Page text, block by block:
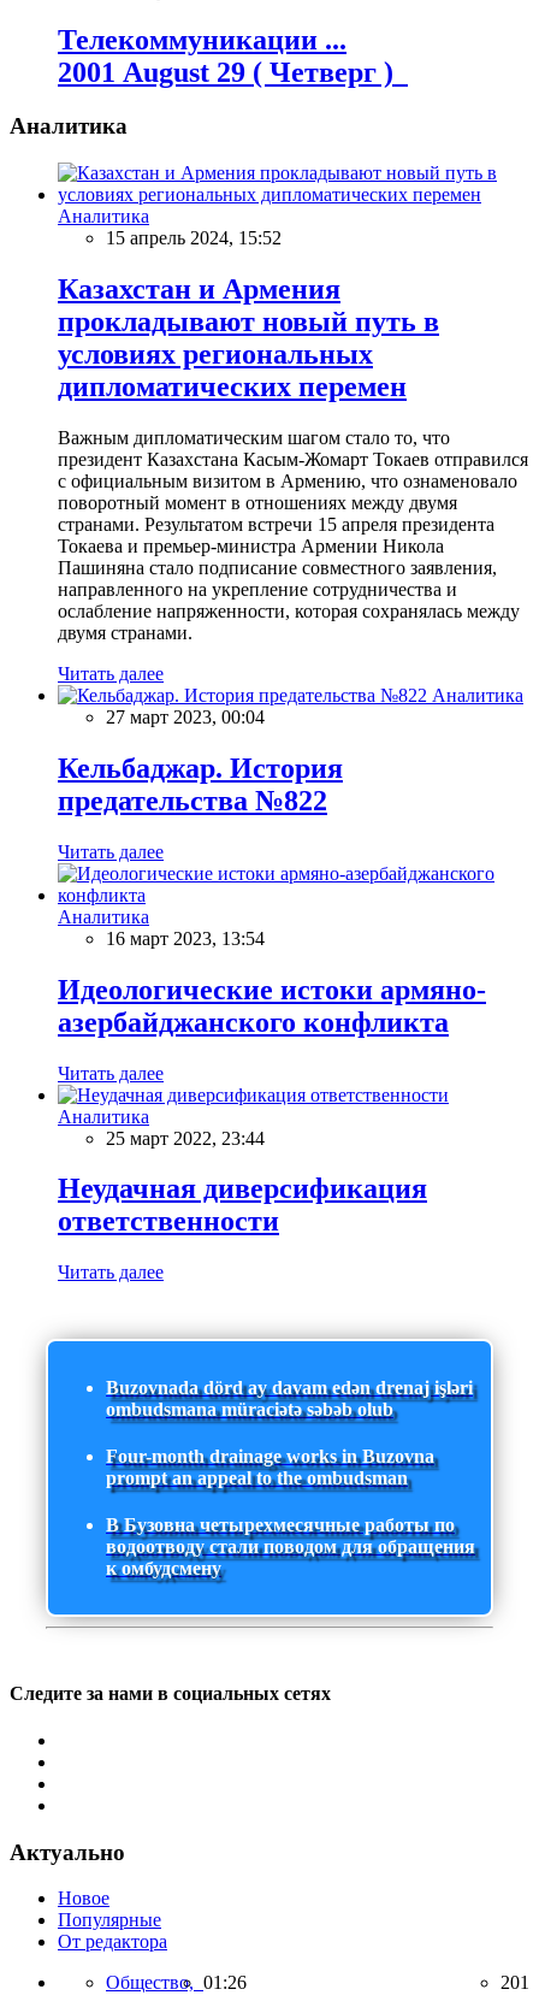
Телекоммуникации ...
2001 August 29 ( Четверг )
Аналитика
Аналитика
15 апрель 2024, 15:52
Казахстан и Армения
прокладывают новый путь в
условиях региональных
дипломатических перемен
Важным дипломатическим шагом стало то, что
президент Казахстана Касым-Жомарт Токаев отправился
с официальным визитом в Армению, что ознаменовало
поворотный момент в отношениях между двумя
странами. Результатом встречи 15 апреля президента
Токаева и премьер-министра Армении Никола
Пашиняна стало подписание совместного заявления,
направленного на укрепление сотрудничества и
ослабление напряженности, которая сохранялась между
двумя странами.
Читать далее
Аналитика
27 март 2023, 00:04
Кельбаджар. История
предательства №822
Читать далее
Аналитика
16 март 2023, 13:54
Идеологические истоки армяно-
азербайджанского конфликта
Читать далее
Аналитика
25 март 2022, 23:44
Неудачная диверсификация
ответственности
Читать далее
Buzovnada dörd ay davam edən drenaj işləri
ombudsmana müraciətə səbəb olub
Four-month drainage works in Buzovna
prompt an appeal to the ombudsman
В Бузовна четырехмесячные работы по
водоотводу стали поводом для обращения
к омбудсмену
Следите за нами в социальных сетях
Актуально
Новое
Популярные
От редактора
Общество, 01:26 201